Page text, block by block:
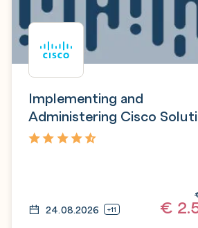
Implementing and
Administering Cisco
24.08.2026 +11 €